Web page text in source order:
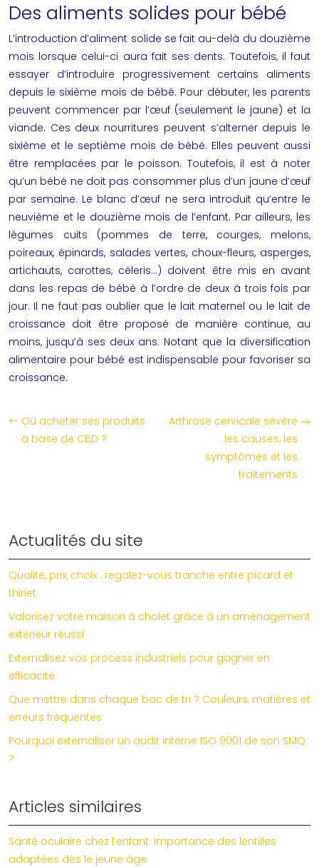
Des aliments solides pour bébé
L’introduction d’aliment solide se fait au-delà du douzième
mois lorsque celui-ci aura fait ses dents. Toutefois, il faut
essayer d’introduire progressivement certains aliments
depuis le sixième mois de bébé. Pour débuter, les parents
peuvent commencer par l’œuf (seulement le jaune) et la
viande. Ces deux nourritures peuvent s’alterner depuis le
sixième et le septième mois de bébé. Elles peuvent aussi
être remplacées par le poisson. Toutefois, il est à noter
qu’un bébé ne doit pas consommer plus d’un jaune d’œuf
par semaine. Le blanc d’œuf ne sera introduit qu’entre le
neuvième et le douzième mois de l’enfant. Par ailleurs, les
légumes cuits (pommes de terre, courges, melons,
poireaux, épinards, salades vertes, choux-fleurs, asperges,
artichauts, carottes, céleris…) doivent être mis en avant
dans les repas de bébé à l’ordre de deux à trois fois par
jour. Il ne faut pas oublier que le lait maternel ou le lait de
croissance doit être proposé de manière continue, au
moins, jusqu’à ses deux ans. Notant que la diversification
alimentaire pour bébé est indispensable pour favoriser sa
croissance.
Où acheter ses produits
à base de CBD ?
Arthrose cervicale sévère
: les causes, les
symptômes et les
traitements
Actualités du site
Qualité, prix, choix : regalez-vous tranche entre picard et
thiriet
Valorisez votre maison à cholet grâce à un aménagement
extérieur réussi
Externalisez vos process industriels pour gagner en
efficacité
Que mettre dans chaque bac de tri ? Couleurs, matières et
erreurs fréquentes
Pourquoi externaliser un audit interne ISO 9001 de son SMQ
?
Articles similaires
Santé oculaire chez l’enfant: importance des lentilles
adaptées dès le jeune âge